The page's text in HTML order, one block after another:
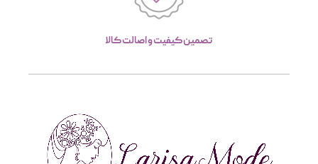
تصمین کیفیت و اصالت کالا